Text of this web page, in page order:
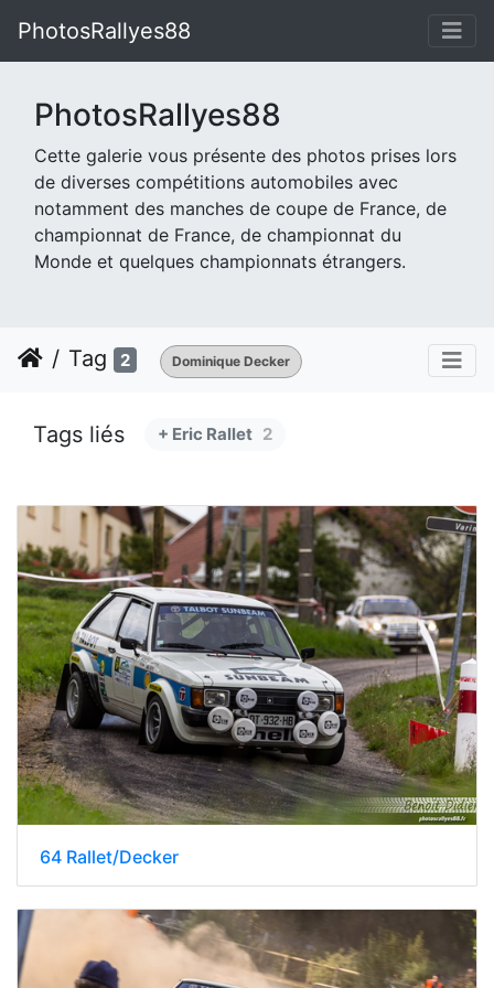
PhotosRallyes88
PhotosRallyes88
Cette galerie vous présente des photos prises lors
de diverses compétitions automobiles avec
notamment des manches de coupe de France, de
championnat de France, de championnat du
Monde et quelques championnats étrangers.
Tag 2 Dominique Decker
Tags liés + Eric Rallet 2
64 Rallet/Decker